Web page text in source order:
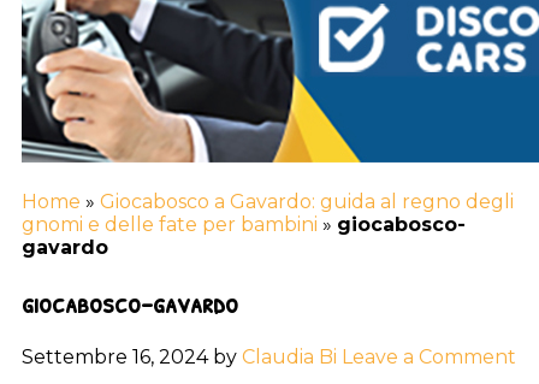
Home » Giocabosco a Gavardo: guida al regno degli
gnomi e delle fate per bambini » giocabosco-
gavardo
giocabosco-gavardo
Settembre 16, 2024by Claudia Bi Leave a Comment